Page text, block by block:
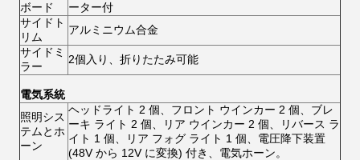
ボード
ーター付
サイドト
リム
アルミニウム合金
サイドミ
ラー
2個入り、折りたたみ可能
電気系統
照明シス
テムとホ
ーン
ヘッドライト 2 個、フロント ウインカー 2 個、ブレ
ーキ ライト 2 個、リア ウインカー 2 個、リバース ラ
イト 1 個、リア フォグ ライト 1 個、電圧降下装置
(48V から 12V に変換) 付き、電気ホーン。